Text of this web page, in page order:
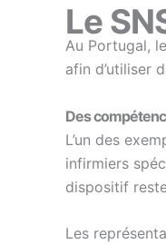
Le
Au Portugal,
afin d’utiliser
Des
L’un des
infirmiers
dispositif
Les